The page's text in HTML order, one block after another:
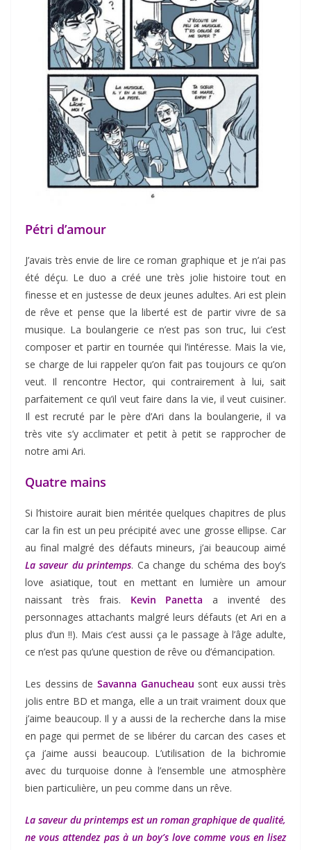
Pétri d’amour
J’avais très envie de lire ce roman graphique et je n’ai pas
été déçu. Le duo a créé une très jolie histoire tout en
finesse et en justesse de deux jeunes adultes. Ari est plein
de rêve et pense que la liberté est de partir vivre de sa
musique. La boulangerie ce n’est pas son truc, lui c’est
composer et partir en tournée qui l’intéresse. Mais la vie,
se charge de lui rappeler qu’on fait pas toujours ce qu’on
veut. Il rencontre Hector, qui contrairement à lui, sait
parfaitement ce qu’il veut faire dans la vie, il veut cuisiner.
Il est recruté par le père d’Ari dans la boulangerie, il va
très vite s’y acclimater et petit à petit se rapprocher de
notre ami Ari.
Quatre mains
Si l’histoire aurait bien méritée quelques chapitres de plus
car la fin est un peu précipité avec une grosse ellipse. Car
au final malgré des défauts mineurs, j’ai beaucoup aimé
La saveur du printemps. Ca change du schéma des boy’s
love asiatique, tout en mettant en lumière un amour
naissant très frais. Kevin Panettaa inventé des
personnages attachants malgré leurs défauts (et Ari en a
plus d’un !!). Mais c’est aussi ça le passage à l’âge adulte,
ce n’est pas qu’une question de rêve ou d’émancipation.
Les dessins de Savanna Ganucheau sont eux aussi très
jolis entre BD et manga, elle a un trait vraiment doux que
j’aime beaucoup. Il y a aussi de la recherche dans la mise
en page qui permet de se libérer du carcan des cases et
ça j’aime aussi beaucoup. L’utilisation de la bichromie
avec du turquoise donne à l’ensemble une atmosphère
bien particulière, un peu comme dans un rêve.
La saveur du printemps est un roman graphique de qualité,
ne vous attendez pas à un boy’s love comme vous en lisez